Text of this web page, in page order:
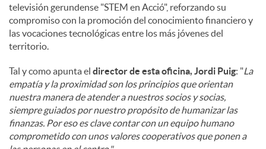
televisión gerundense "STEM en Acció", reforzando su
compromiso con la promoción del conocimiento financiero y
las vocaciones tecnológicas entre los más jóvenes del
territorio.
Tal y como apunta el director de esta oficina, Jordi Puig: "La
empatía y la proximidad son los principios que orientan
nuestra manera de atender a nuestros socios y socias,
siempre guiados por nuestro propósito de humanizar las
finanzas. Por eso es clave contar con un equipo humano
comprometido con unos valores cooperativos que ponen a